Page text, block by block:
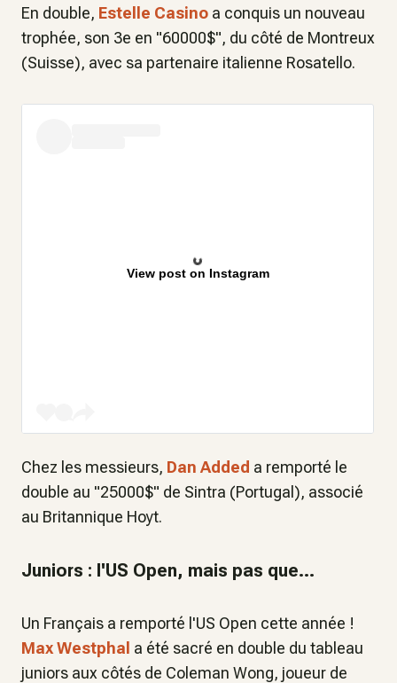
En double, Estelle Casino a conquis un nouveau
trophée, son 3e en "60000$", du côté de Montreux
(Suisse), avec sa partenaire italienne Rosatello.
View post on Instagram
Chez les messieurs, Dan Added a remporté le
double au "25000$" de Sintra (Portugal), associé
au Britannique Hoyt.
Juniors : l'US Open, mais pas que...
Un Français a remporté l'US Open cette année !
Max Westphal a été sacré en double du tableau
juniors aux côtés de Coleman Wong, joueur de